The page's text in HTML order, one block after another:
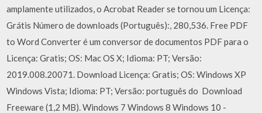
amplamente utilizados, o Acrobat Reader se tornou um Licença:
Grátis Número de downloads (Português):, 280,536. Free PDF
to Word Converter é um conversor de documentos PDF para o
Licença: Gratis; OS: Mac OS X; Idioma: PT; Versão:
2019.008.20071. Download Licença: Gratis; OS: Windows XP
Windows Vista; Idioma: PT; Versão: português do Download
Freeware (1,2 MB). Windows 7 Windows 8 Windows 10 -